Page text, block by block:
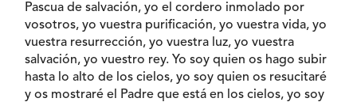
Pascua de salvación, yo el cordero inmolado por
vosotros, yo vuestra purificación, yo vuestra vida, yo
vuestra resurrección, yo vuestra luz, yo vuestra
salvación, yo vuestro rey. Yo soy quien os hago subir
hasta lo alto de los cielos, yo soy quien os resucitaré
y os mostraré el Padre que está en los cielos, yo soy